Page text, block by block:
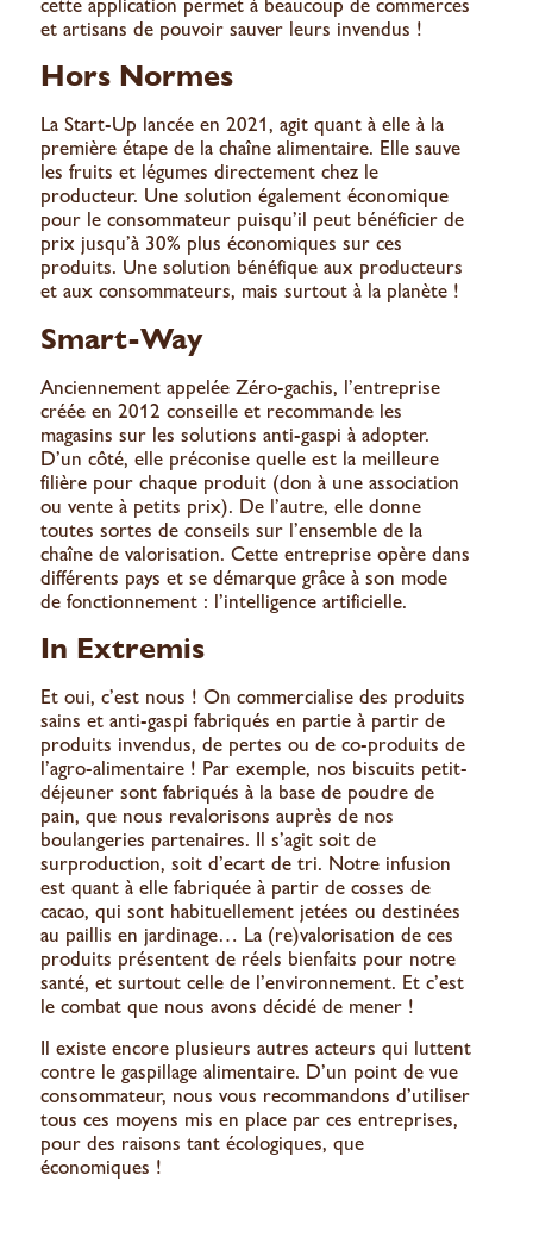
et artisans de pouvoir sauver leurs invendus !
Hors Normes
La Start-Up lancée en 2021, agit quant à elle à la
première étape de la chaîne alimentaire. Elle sauve
les fruits et légumes directement chez le
producteur. Une solution également économique
pour le consommateur puisqu’il peut bénéficier de
prix jusqu’à 30% plus économiques sur ces
produits. Une solution bénéfique aux producteurs
et aux consommateurs, mais surtout à la planète !
Smart-Way
Anciennement appelée Zéro-gachis, l’entreprise
créée en 2012 conseille et recommande les
magasins sur les solutions anti-gaspi à adopter.
D’un côté, elle préconise quelle est la meilleure
filière pour chaque produit (don à une association
ou vente à petits prix). De l’autre, elle donne
toutes sortes de conseils sur l’ensemble de la
chaîne de valorisation. Cette entreprise opère dans
différents pays et se démarque grâce à son mode
de fonctionnement : l’intelligence artificielle.
In Extremis
Et oui, c’est nous ! On commercialise des produits
sains et anti-gaspi fabriqués en partie à partir de
produits invendus, de pertes ou de co-produits de
l’agro-alimentaire ! Par exemple, nos biscuits petit-
déjeuner sont fabriqués à la base de poudre de
pain, que nous revalorisons auprès de nos
boulangeries partenaires. Il s’agit soit de
surproduction, soit d’ecart de tri. Notre infusion
est quant à elle fabriquée à partir de cosses de
cacao, qui sont habituellement jetées ou destinées
au paillis en jardinage… La (re)valorisation de ces
produits présentent de réels bienfaits pour notre
santé, et surtout celle de l’environnement. Et c’est
le combat que nous avons décidé de mener !
Il existe encore plusieurs autres acteurs qui luttent
contre le gaspillage alimentaire. D’un point de vue
consommateur, nous vous recommandons d’utiliser
tous ces moyens mis en place par ces entreprises,
pour des raisons tant écologiques, que
économiques !